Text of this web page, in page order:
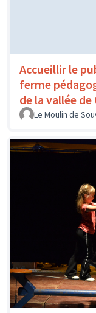
Accueillir le
ferme
de la vallée
Le Moulin de